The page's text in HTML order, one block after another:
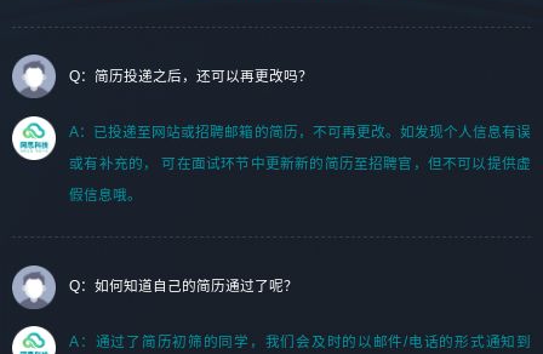
Q：简历投递之后，还可以再更改吗？
A：已投递至网站或招聘邮箱的简历，不可再更改。如发现个人信息有误
或有补充的， 可在面试环节中更新新的简历至招聘官，但不可以提供虚
假信息哦。
Q：如何知道自己的简历通过了呢？
A：通过了简历初筛的同学，我们会及时的以邮件/电话的形式通知到